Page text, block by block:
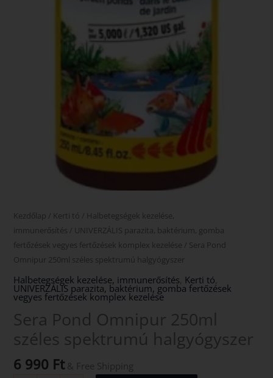
Kezdőlap / Kerti tó / Halbetegségek kezelése,
immunerősítés / UNIVERZÁLIS parazita, baktérium, gomba
fertőzések vegyes fertőzések komplex kezelése / Sera Pond
Omnipur 250ml széles spektrumú halgyógyszer
Halbetegségek kezelése, immunerősítés Kerti tó
UNIVERZÁLIS parazita, baktérium, gomba fertőzések
vegyes fertőzések komplex kezelése
Sera Pond Omnipur 250ml
széles spektrumú halgyógyszer
6 990 Ft & Free Shipping